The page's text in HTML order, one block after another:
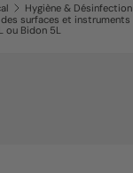
Hygiène & Désinfection
surfaces et instruments
ou Bidon 5L